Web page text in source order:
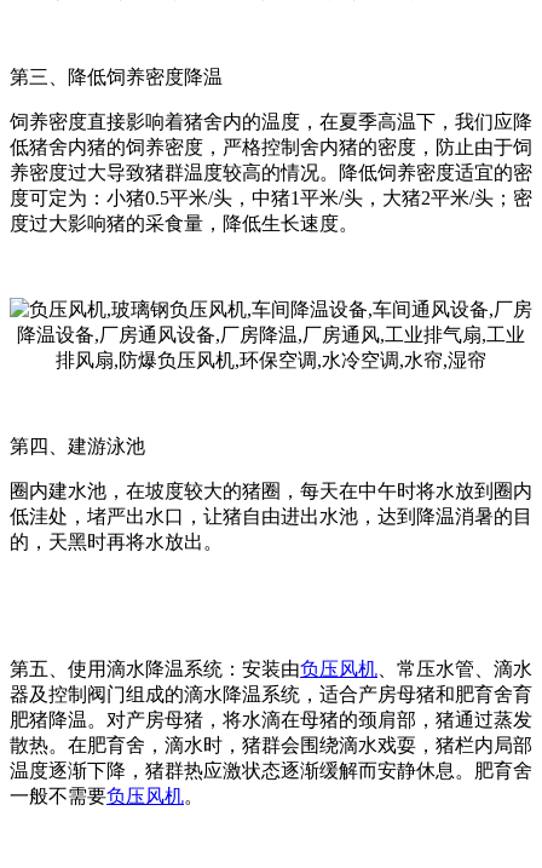
第三、降低饲养密度降温
饲养密度直接影响着猪舍内的温度，在夏季高温下，我们应降
低猪舍内猪的饲养密度，严格控制舍内猪的密度，防止由于饲
养密度过大导致猪群温度较高的情况。降低饲养密度适宜的密
度可定为：小猪0.5平米/头，中猪1平米/头，大猪2平米/头；密
度过大影响猪的采食量，降低生长速度。
第四、建游泳池
圈内建水池，在坡度较大的猪圈，每天在中午时将水放到圈内
低洼处，堵严出水口，让猪自由进出水池，达到降温消暑的目
的，天黑时再将水放出。
第五、使用滴水降温系统：安装由负压风机 、常压水管、滴水
器及控制阀门组成的滴水降温系统，适合产房母猪和肥育舍育
肥猪降温。对产房母猪，将水滴在母猪的颈肩部，猪通过蒸发
散热。在肥育舍，滴水时，猪群会围绕滴水戏耍，猪栏内局部
温度逐渐下降，猪群热应激状态逐渐缓解而安静休息。肥育舍
一般不需要负压风机。